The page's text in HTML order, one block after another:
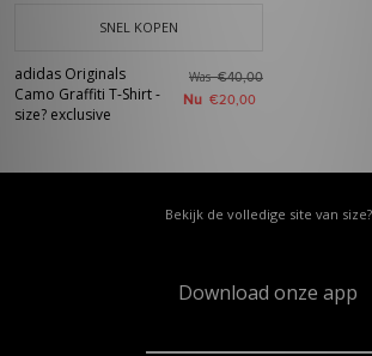
SNEL KOPEN
adidas Originals
Camo Graffiti T-Shirt -
size? exclusive
Was€40,00
Nu €20,00
Bekijk de volledige site van size?
Download onze app